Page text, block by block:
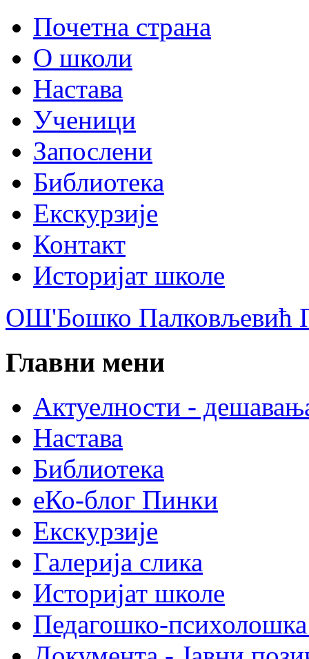
Почетна страна
О школи
Настава
Ученици
Запослени
Библиотека
Екскурзије
Контакт
Историјат школе
ОШ'Бошко Палковљевић
Главни мени
Актуелности -
Настава
Библиотека
еКо-блог Пинки
Екскурзије
Галерија слика
Историјат школе
Педагошко-психолошка